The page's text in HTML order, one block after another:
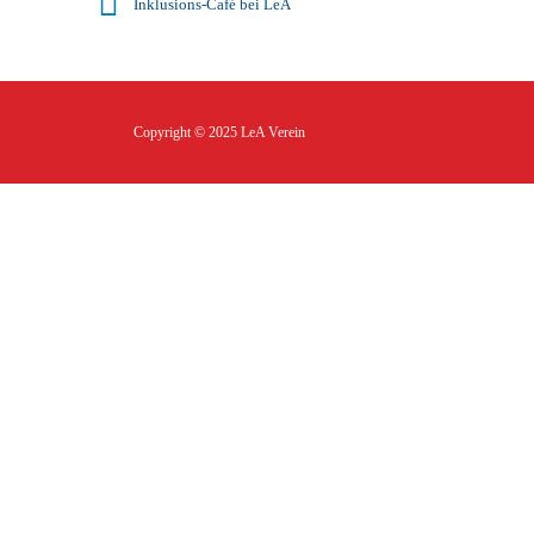
Inklusions-Café bei LeA
Copyright © 2025 LeA Verein